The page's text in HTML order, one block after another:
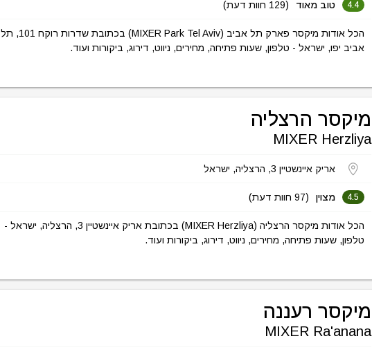
4.4 טוב מאוד (129 חוות דעת)
הכל אודות מיקסר פארק תל אביב (MIXER Park Tel Aviv) בכתובת שדרות רוקח 101, תל
אביב יפו, ישראל - טלפון, שעות פתיחה, מחירים, ניווט, דירוג, ביקורות ועוד.
מיקסר הרצליה
MIXER Herzliya
אריק איינשטיין 3, הרצליה, ישראל
4.5 מצוין (97 חוות דעת)
הכל אודות מיקסר הרצליה (MIXER Herzliya) בכתובת אריק איינשטיין 3, הרצליה, ישראל -
טלפון, שעות פתיחה, מחירים, ניווט, דירוג, ביקורות ועוד.
מיקסר רעננה
MIXER Ra'anana